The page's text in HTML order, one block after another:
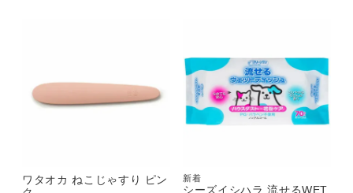
ワタオカ ねこじゃすり ピン
新着
シーズイシハラ 流せるWET